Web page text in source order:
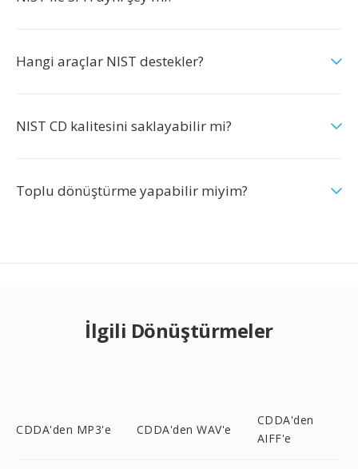
Hangi araçlar NIST destekler?
NIST CD kalitesini saklayabilir mi?
Toplu dönüştürme yapabilir miyim?
İlgili Dönüştürmeler
CDDA'den MP3'e CDDA'den WAV'e
CDDA'den
AIFF'e